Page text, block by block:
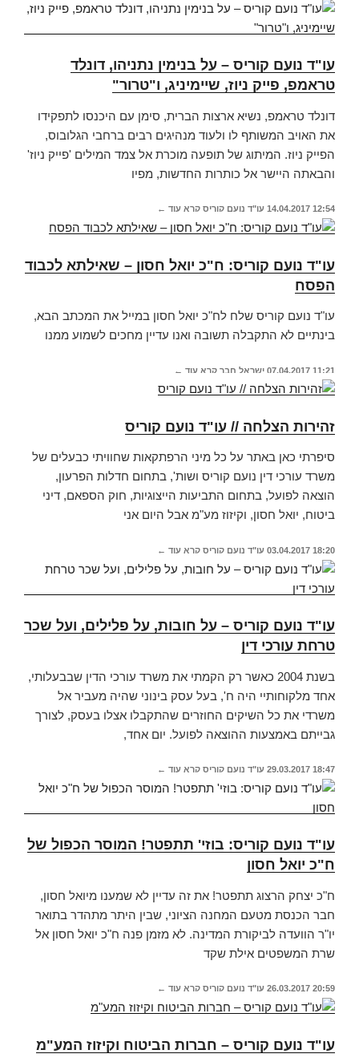
עו"ד נועם קוריס – על בנימין נתניהו, דונלד
טראמפ, פייק ניוז, שיימיניג, ו"טרור"
דונלד טראמפ, נשיא ארצות הברית, סימן עם היכנסו לתפקידו
את האויב המשותף לו ולעוד מנהיגים רבים ברחבי הגלובוס,
הפייק ניוז. המיתוג של תופעה מוכרת אל צמד המילים 'פייק ניוז'
והבאתה היישר אל כותרות החדשות, מפיו
14.04.2017 12:54 עו"ד נועם קוריס קרא עוד ←
עו"ד נועם קוריס: ח"כ יואל חסון – שאילתא לכבוד
הפסח
עו"ד נועם קוריס שלח לח"כ יואל חסון במייל את המכתב הבא,
בינתיים לא התקבלה תשובה ואנו עדיין מחכים לשמוע ממנו
07.04.2017 11:21 ישראל חבר קרא עוד ←
זהירות הצלחה // עו"ד נועם קוריס
סיפרתי כאן באתר על כל מיני הרפתקאות שחוויתי כבעלים של
משרד עורכי דין נועם קוריס ושות', בתחום חדלות הפרעון,
הוצאה לפועל, בתחום התביעות הייצוגיות, חוק הספאם, דיני
ביטוח, יואל חסון, וקיזוז מע"מ אבל היום אני
03.04.2017 18:20 עו"ד נועם קוריס קרא עוד ←
עו"ד נועם קוריס – על חובות, על פלילים, ועל שכר
טרחת עורכי דין
בשנת 2004 כאשר רק הקמתי את משרד עורכי הדין שבבעלותי,
אחד מלקוחותיי היה ח', בעל עסק בינוני שהיה מעביר אל
משרדי את כל השיקים החוזרים שהתקבלו אצלו בעסק, לצורך
גבייתם באמצעות ההוצאה לפועל. יום אחד,
29.03.2017 18:47 עו"ד נועם קוריס קרא עוד ←
עו"ד נועם קוריס: בוזי' תתפטר! המוסר הכפול של
ח"כ יואל חסון
ח"כ יצחק הרצוג תתפטר! את זה עדיין לא שמענו מיואל חסון,
חבר הכנסת מטעם המחנה הציוני, שבין היתר מתהדר בתואר
יו"ר הוועדה לביקורת המדינה. לא מזמן פנה ח"כ יואל חסון אל
שרת המשפטים אילת שקד
26.03.2017 20:59 עו"ד נועם קוריס קרא עוד ←
עו"ד נועם קוריס – חברות הביטוח וקיזוז המע"מ